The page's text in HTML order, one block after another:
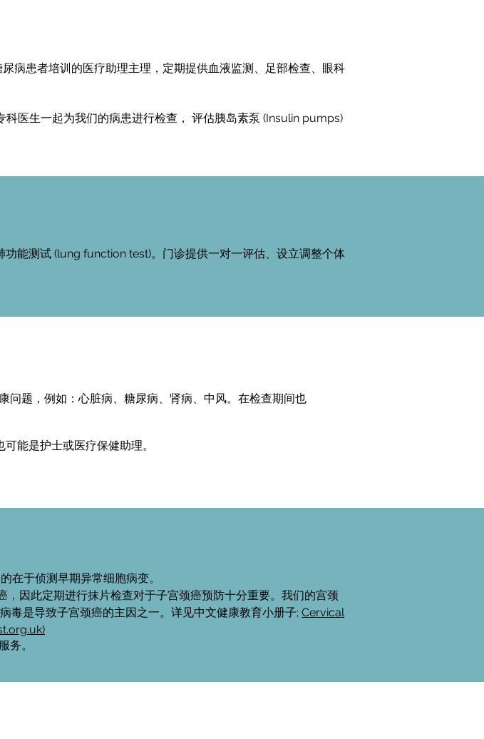
病患者培训的医疗助理主理，定期提供血液监测、足部检查、眼科
医生一起为我们的病患进行检查， 评估胰岛素泵 (Insulin pumps)
能测试 (lung function test)。门诊提供一对一评估、设立调整个体
问题，例如：心脏病、糖尿病、肾病、中风。在检查期间也
能是护士或医疗保健助理。
在于侦测早期异常细胞病变。
因此定期进行抹片检查对于子宫颈癌预防十分重要。我们的宫颈
是导致子宫颈癌的主因之一。详见中文健康教育小册子; Cervical
务。